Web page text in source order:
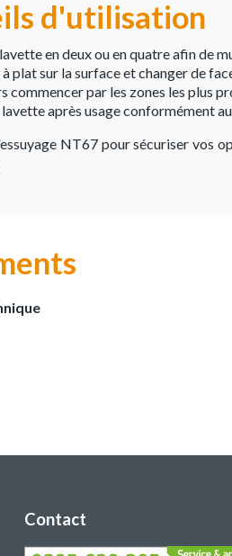
d'utilisation
en deux ou en quatre afin de
plat sur la surface et changer de
commencer par les zones les plus
lavette après usage conformément
NT67 pour sécuriser vos
Contact